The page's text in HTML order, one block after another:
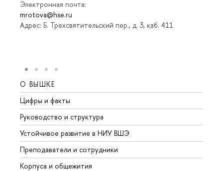
Электронная почта:
mrotova@hse.ru
Адрес: Б. Трехсвятительский пер., д. 3, каб. 411
О ВЫШКЕ
Цифры и факты
Руководство и структура
Устойчивое развитие в НИУ ВШЭ
Преподаватели и сотрудники
Корпуса и общежития